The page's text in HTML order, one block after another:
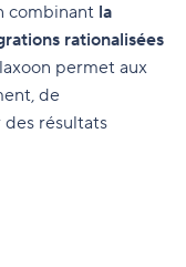
combinant la
rationalisées
permet aux
de
résultats